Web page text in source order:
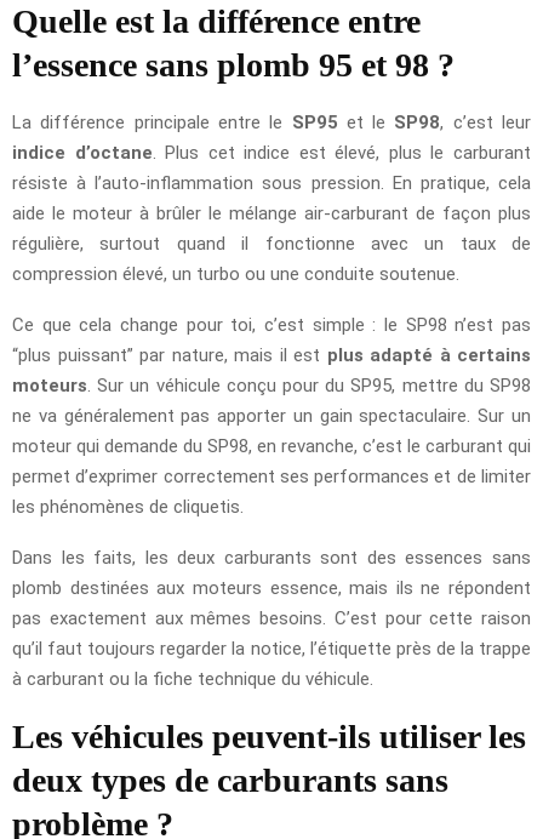
Quelle est la différence entre
l’essence sans plomb 95 et 98 ?
La différence principale entre le SP95 et le SP98, c’est leur
indice d’octane . Plus cet indice est élevé, plus le carburant
résiste à l’auto-inflammation sous pression. En pratique, cela
aide le moteur à brûler le mélange air-carburant de façon plus
régulière, surtout quand il fonctionne avec un taux de
compression élevé, un turbo ou une conduite soutenue.
Ce que cela change pour toi, c’est simple : le SP98 n’est pas
“plus puissant” par nature, mais il est plus adapté à certains
moteurs . Sur un véhicule conçu pour du SP95, mettre du SP98
ne va généralement pas apporter un gain spectaculaire. Sur un
moteur qui demande du SP98, en revanche, c’est le carburant qui
permet d’exprimer correctement ses performances et de limiter
les phénomènes de cliquetis.
Dans les faits, les deux carburants sont des essences sans
plomb destinées aux moteurs essence, mais ils ne répondent
pas exactement aux mêmes besoins. C’est pour cette raison
qu’il faut toujours regarder la notice, l’étiquette près de la trappe
à carburant ou la fiche technique du véhicule.
Les véhicules peuvent-ils utiliser les
deux types de carburants sans
problème ?